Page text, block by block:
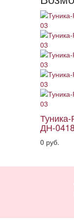
ДН-
0 руб.